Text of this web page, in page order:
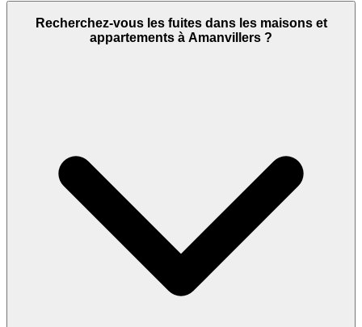
Recherchez-vous les fuites dans les maisons et
appartements à Amanvillers ?